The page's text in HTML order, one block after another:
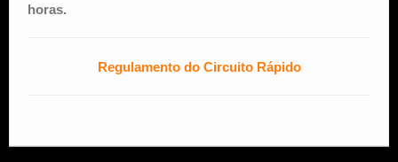
horas.
Regulamento do Circuito Rápido